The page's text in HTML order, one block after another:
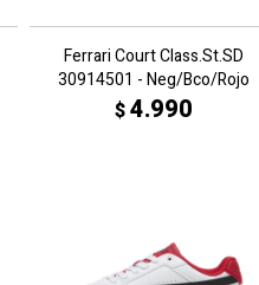
Ferrari Court Class.St.SD
30914501 - Neg/Bco/Rojo
$4.990